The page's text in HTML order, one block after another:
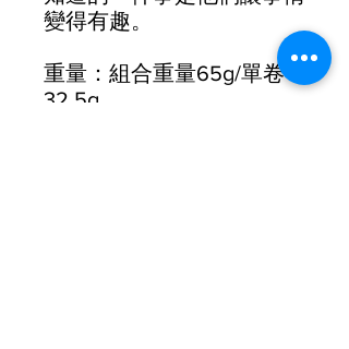
變得有趣。
重量：組合重量65g/單卷
32.5g